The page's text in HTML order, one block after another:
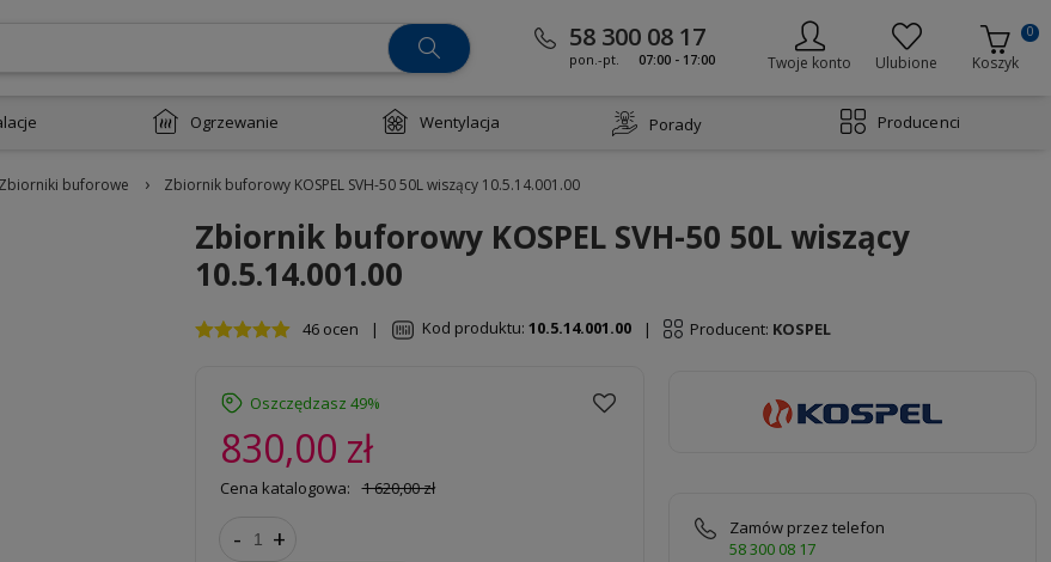
58 300 08 17
pon.-pt. 07:00 - 17:00 Twoje konto Ulubione Koszyk
0
Ogrzewanie Wentylacja Porady Producenci
Zbiorniki buforowe › Zbiornik buforowy KOSPEL SVH-50 50L wiszący 10.5.14.001.00
Zbiornik buforowy KOSPEL SVH-50 50L wiszący
10.5.14.001.00
46 ocen | Kod produktu: 10.5.14.001.00 | Producent: KOSPEL
Oszczędzasz 49%
830,00 zł
Cena katalogowa: 1 620,00 zł
- +
Zamów przez telefon
58 300 08 17